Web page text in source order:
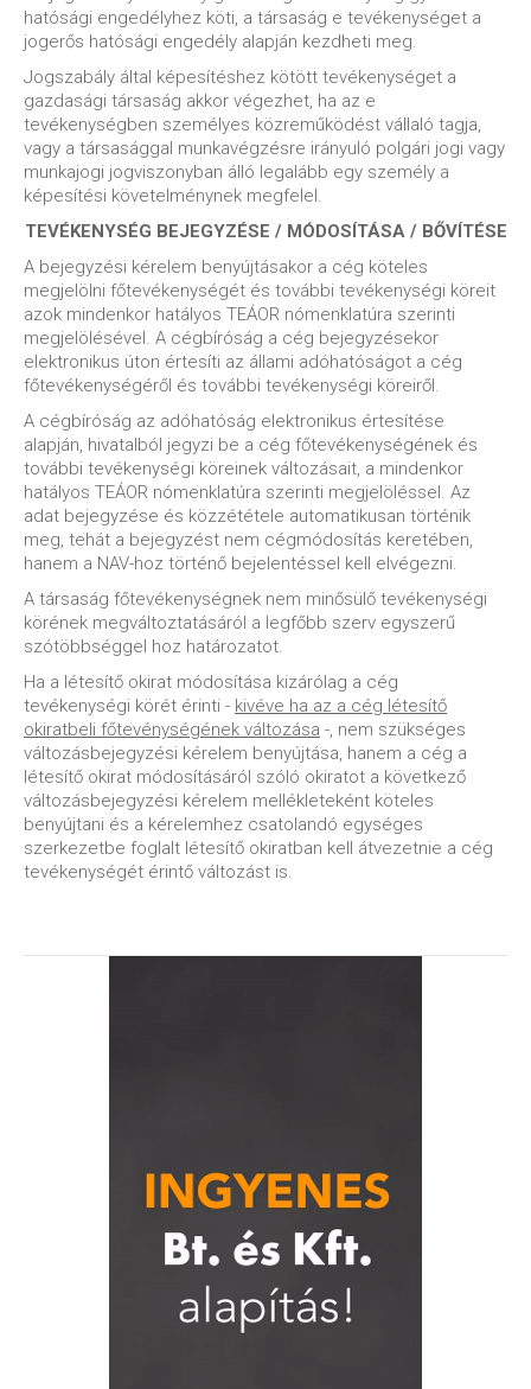
hatósági engedélyhez köti, a társaság e tevékenységet a
jogerős hatósági engedély alapján kezdheti meg.
Jogszabály által képesítéshez kötött tevékenységet a
gazdasági társaság akkor végezhet, ha az e
tevékenységben személyes közreműködést vállaló tagja,
vagy a társasággal munkavégzésre irányuló polgári jogi vagy
munkajogi jogviszonyban álló legalább egy személy a
képesítési követelménynek megfelel.
TEVÉKENYSÉG BEJEGYZÉSE / MÓDOSÍTÁSA / BŐVÍTÉSE
A bejegyzési kérelem benyújtásakor a cég köteles
megjelölni főtevékenységét és további tevékenységi köreit
azok mindenkor hatályos TEÁOR nómenklatúra szerinti
megjelölésével. A cégbíróság a cég bejegyzésekor
elektronikus úton értesíti az állami adóhatóságot a cég
főtevékenységéről és további tevékenységi köreiről.
A cégbíróság az adóhatóság elektronikus értesítése
alapján, hivatalból jegyzi be a cég főtevékenységének és
további tevékenységi köreinek változásait, a mindenkor
hatályos TEÁOR nómenklatúra szerinti megjelöléssel. Az
adat bejegyzése és közzététele automatikusan történik
meg, tehát a bejegyzést nem cégmódosítás keretében,
hanem a NAV-hoz történő bejelentéssel kell elvégezni.
A társaság főtevékenységnek nem minősülő tevékenységi
körének megváltoztatásáról a legfőbb szerv egyszerű
szótöbbséggel hoz határozatot.
Ha a létesítő okirat módosítása kizárólag a cég
tevékenységi körét érinti - kivéve ha az a cég létesítő
okiratbeli főtevénységének változása -, nem szükséges
változásbejegyzési kérelem benyújtása, hanem a cég a
létesítő okirat módosításáról szóló okiratot a következő
változásbejegyzési kérelem mellékleteként köteles
benyújtani és a kérelemhez csatolandó egységes
szerkezetbe foglalt létesítő okiratban kell átvezetnie a cég
tevékenységét érintő változást is.